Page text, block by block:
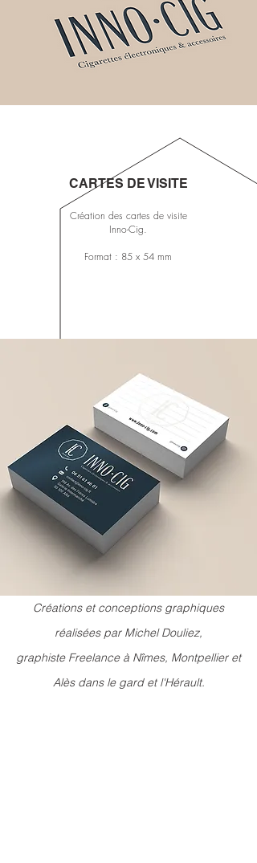
Création des cartes de visite
Inno-Cig.
Format : 85 x 54 mm
CARTES DE VISITE
Créations et conceptions graphiques
réalisées par Michel Douliez,
graphiste Freelance à Nîmes, Montpellier et
Alès dans le gard et l'Hérault.